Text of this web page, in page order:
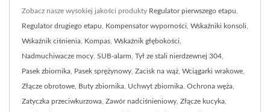
Zobacz nasze wysokiej jakości produkty Regulator pierwszego etapu
Regulator drugiego etapu Kompensator wyporności Wskaźniki konsoli
Wskaźnik ciśnienia Kompas Wskaźnik głębokości
Nadmuchiwacze mocy SUB-alarm Tył ze stali nierdzewnej 304
Pasek zbiornika Pasek sprężynowy Zacisk na wąż Wciągarki wrakowe
Złącze obrotowe Buty zbiornika Uchwyt zbiornika Ochrona węża
Zatyczka przeciwkurzowa Zawór nadciśnieniowy Złącze kucyka